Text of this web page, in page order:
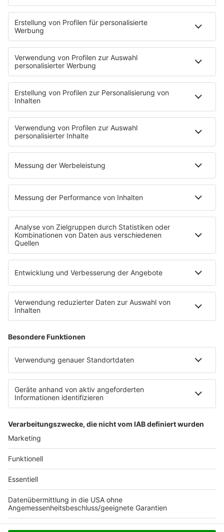
Politik|Das US-Militär stand Berichten zufolge kurz vor
einer massiven Angriffswelle auf Ziele im Iran. Nun will
Trump anscheinend darauf verzichten - sofern seine
Bedingungen schnell erfüllt werden.
Netflix-Bergsteiger Nirmal Purja stirbt am Broad
Peak
Panorama |Eine Lawine erfasst am Donnerstag zehn
internationale Alpinisten im pakistanischen Karakorum-
Gebirge. Vor gut einem Jahr starb in der Region Laura
Dahlmeier bei einem tragischen Unfall.
Wie kam es zur Ceuta-Krise?
Politik|Die Ereignisse in Ceuta werfen viele Fragen auf:
Duldeten marokkanische Sicherheitskräfte den Ansturm?
profitierte von den chaotischen Szenen?
Neue Feuerfronten westlich von Athen lodern
ungebremst
Panorama|Die Brände am Golf von Korinth nehmen
wieder an Fahrt auf - ein Dorf nach dem anderen wird
evakuiert. Aus der Luft sind wegen des starken Windes
kaum Löscharbeiten möglich.
«Schäbiger Deal»: Infantinos Investorenpläne
gescheitert
Sport|Die FIFA gibt sich kleinlaut. Die milliardenschweren
Investorenpläne von Verbandschef Gianni Infantino werden
nicht weiter verfolgt. Die Attacken auf den angezählten
FIFA-Boss werden schärfer.
Krise in Ceuta - Kann Spanien aus dem
Schengenraum fliegen?
Politik | Bewährungsprobe für die neue EU-
Migrationspolitik: Erstmals seit Inkrafttreten der
Asylreform erlebt ein Mitgliedsland eine Krisensituation.
Spanien gerät unter Druck - auch durch andere EU-Länder.
Anzeige